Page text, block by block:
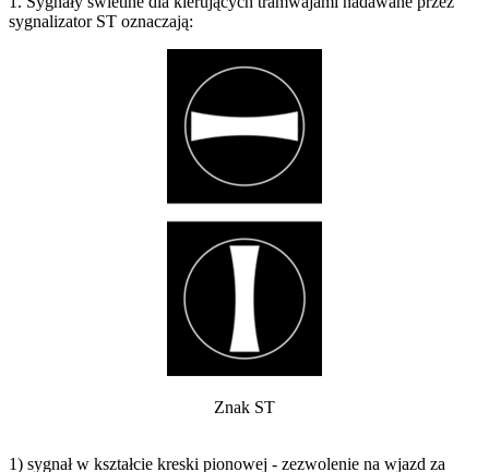
sygnalizator ST oznaczają:
Znak ST
1) sygnał w kształcie kreski pionowej - zezwolenie na wjazd za